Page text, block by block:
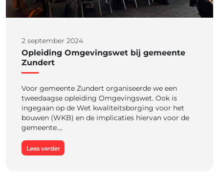
2 september 2024
Opleiding Omgevingswet bij gemeente
Zundert
Voor gemeente Zundert organiseerde we een
tweedaagse opleiding Omgevingswet. Ook is
ingegaan op de Wet kwaliteitsborging voor het
bouwen (WKB) en de implicaties hiervan voor de
gemeente….
Lees verder